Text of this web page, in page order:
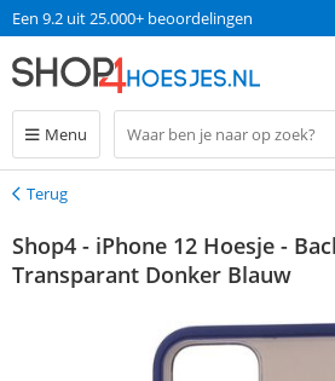
Een 9.2 uit 25.000+ beoordelingen
Menu
Terug
Terug
Shop4 - iPhone 12 Hoesje -
Transparant Donker Blauw